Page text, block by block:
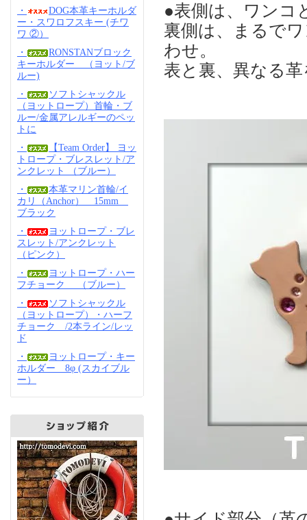
・
DOG本革キーホルダ
ー・スワロフスキー (チワ
ワ ②）
・
RONSTANブロック
キーホルダー （ヨット/ブ
ルー)
・
ソフトシャックル
（ヨットロープ）首輪・ブ
ルー/金属アレルギーのペッ
トに
・
【Team Order】 ヨッ
トロープ・ブレスレット/ア
ンクレット （ブルー）
・
本革マリン首輪/イ
カリ（Anchor） 15mm
ブラック
・
ヨットロープ・ブレ
スレット/アンクレット
（ピンク）
・
ヨットロープ・ハー
フチョーク （ブルー）
・
ソフトシャックル
（ヨットロープ）・ハーフ
チョーク /2本ライン/レッ
ド
・
ヨットロープ・キー
ホルダー 8φ (スカイブル
ー）
●表側は、ワンコ
裏側は、まるで
わせ。
表と裏、異なる